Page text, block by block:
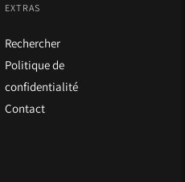
EXTRAS
Rechercher
Politique de
confidentialité
Contact